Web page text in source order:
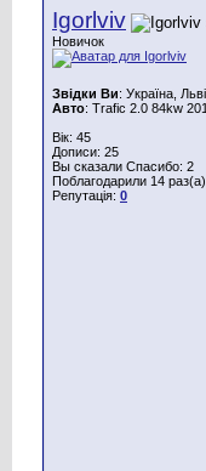
Igorlviv
Новичок
Звідки Ви: Україна,
Авто: Trafic 2.0 84kw
Вік: 45
Дописи: 25
Вы сказали Спасибо: 2
Поблагодарили 14
Репутація: 0